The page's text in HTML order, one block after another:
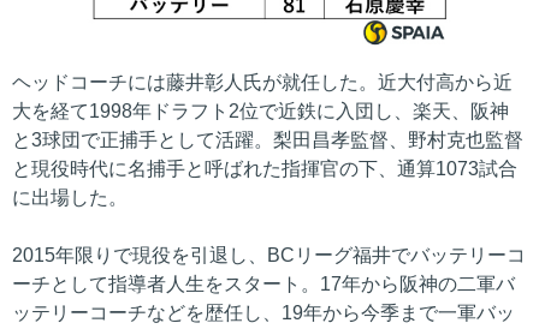
ヘッドコーチには藤井彰人氏が就任した。近大付高から近
大を経て1998年ドラフト2位で近鉄に入団し、楽天、阪神
と3球団で正捕手として活躍。梨田昌孝監督、野村克也監督
と現役時代に名捕手と呼ばれた指揮官の下、通算1073試合
に出場した。
2015年限りで現役を引退し、BCリーグ福井でバッテリーコ
ーチとして指導者人生をスタート。17年から阪神の二軍バ
ッテリーコーチなどを歴任し、19年から今季まで一軍バッ